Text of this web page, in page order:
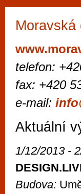
Moravská
telefon:
fax: +420
e-mail:
Aktuální
1/12/2013 -
Budova:
Mimo jiné je
vyzkoušet
metropoli
po moderní
příležitostné